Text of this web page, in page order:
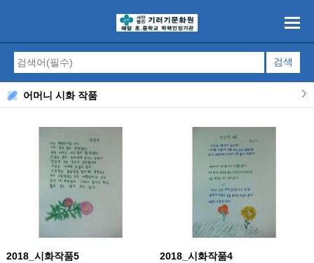
어머니 시화 작품
2018_시화작품5
2018_시화작품4